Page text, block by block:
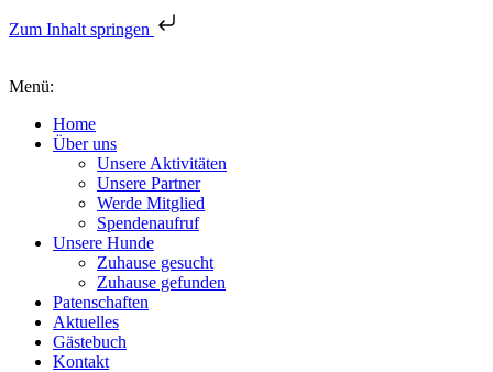
Zum Inhalt springen
Menü:
Home
Über uns
Unsere Aktivitäten
Unsere Partner
Werde Mitglied
Spendenaufruf
Unsere Hunde
Zuhause gesucht
Zuhause gefunden
Patenschaften
Aktuelles
Gästebuch
Kontakt